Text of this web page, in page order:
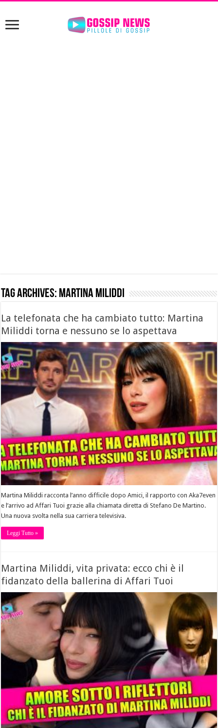
Tag Archives: martina miliddi
La telefonata che ha cambiato tutto: Martina
Miliddi torna e nessuno se lo aspettava
Martina Miliddi racconta l’anno difficile dopo Amici, il rapporto con Aka7even
e l’arrivo ad Affari Tuoi grazie alla chiamata diretta di Stefano De Martino.
Una nuova svolta nella sua carriera televisiva.
Leggi Tutto »
Martina Miliddi, vita privata: ecco chi è il
fidanzato della ballerina di Affari Tuoi